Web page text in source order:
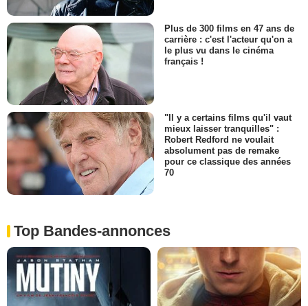
Plus de 300 films en 47 ans de
carrière : c'est l'acteur qu'on a
le plus vu dans le cinéma
français !
"Il y a certains films qu'il vaut
mieux laisser tranquilles" :
Robert Redford ne voulait
absolument pas de remake
pour ce classique des années
70
Top Bandes-annonces